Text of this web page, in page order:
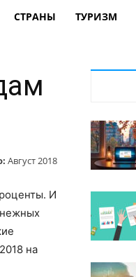
СТРАНЫ ТУРИЗМ
Август 2018
И
на